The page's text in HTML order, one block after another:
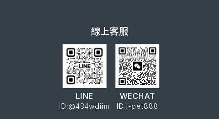
線上客服
LINE
ID:@434wdiim
WECHAT
ID:i-pet888